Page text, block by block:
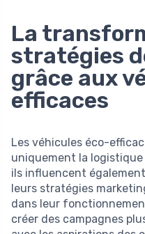
La
stratégies
grâce aux
efficaces
Les véhicules éco-
uniquement la logistique
ils influencent
leurs stratégies
dans leur
créer des campagnes